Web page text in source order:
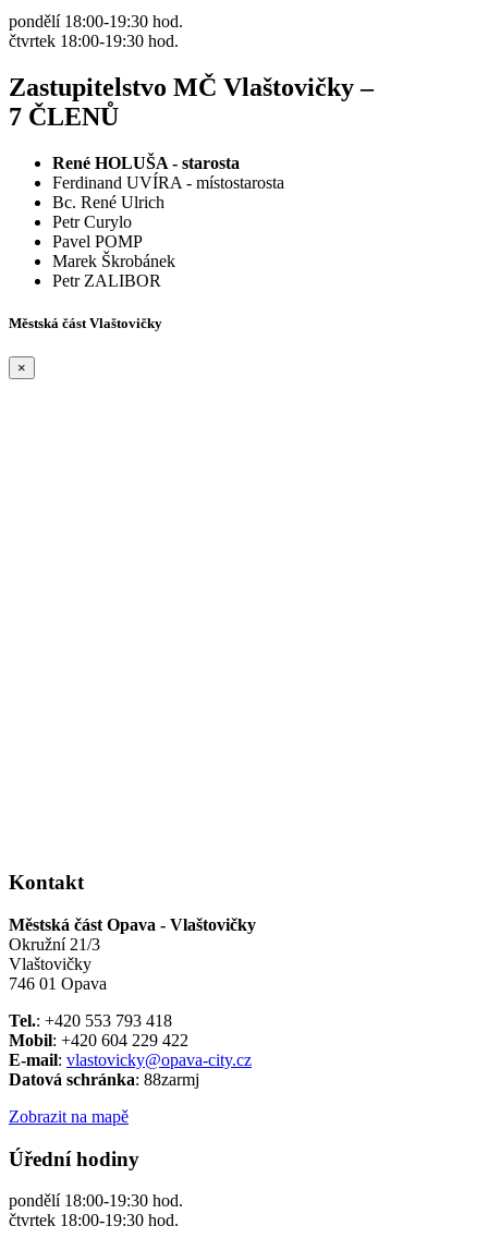
pondělí 18:00-19:30 hod.
čtvrtek 18:00-19:30 hod.
Zastupitelstvo MČ Vlaštovičky –
7 ČLENŮ
René HOLUŠA - starosta
Ferdinand UVÍRA - místostarosta
Bc. René Ulrich
Petr Curylo
Pavel POMP
Marek Škrobánek
Petr ZALIBOR
Městská část Vlaštovičky
×
Kontakt
Městská část Opava - Vlaštovičky
Okružní 21/3
Vlaštovičky
746 01 Opava
Tel.: +420 553 793 418
Mobil: +420 604 229 422
E-mail: vlastovicky@opava-city.cz
Datová schránka: 88zarmj
Zobrazit na mapě
Úřední hodiny
pondělí 18:00-19:30 hod.
čtvrtek 18:00-19:30 hod.